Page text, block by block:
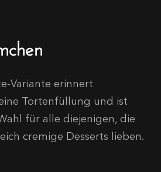
Variante erinnert
Tortenfüllung und ist
für alle diejenigen, die
cremige Desserts lieben.